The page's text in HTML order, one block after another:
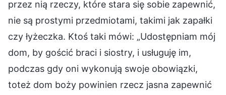
przez nią rzeczy, które stara się sobie zapewnić,
nie są prostymi przedmiotami, takimi jak zapałki
czy łyżeczka. Ktoś taki mówi: „Udostępniam mój
dom, by gościć braci i siostry, i usługuję im,
podczas gdy oni wykonują swoje obowiązki,
toteż dom boży powinien rzecz jasna zapewnić